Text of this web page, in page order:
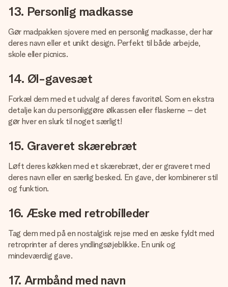
13. Personlig madkasse
Gør madpakken sjovere med en personlig madkasse, der har
deres navn eller et unikt design. Perfekt til både arbejde,
skole eller picnics.
14. Øl-gavesæt
Forkæl dem med et udvalg af deres favoritøl. Som en ekstra
detalje kan du personliggøre ølkassen eller flaskerne – det
gør hver en slurk til noget særligt!
15. Graveret skærebræt
Løft deres køkken med et skærebræt, der er graveret med
deres navn eller en særlig besked. En gave, der kombinerer stil
og funktion.
16. Æske med retrobilleder
Tag dem med på en nostalgisk rejse med en æske fyldt med
retroprinter af deres yndlingsøjeblikke. En unik og
mindeværdig gave.
17. Armbånd med navn